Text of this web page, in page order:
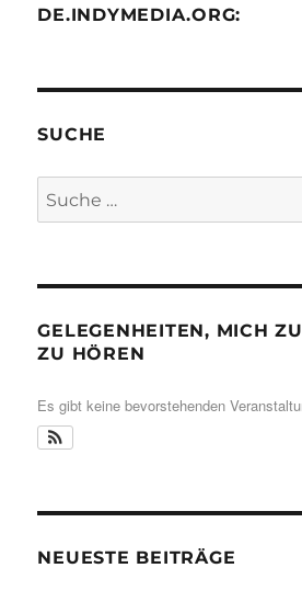
DE.INDYMEDIA.ORG:
SUCHE
Suche
nach:
GELEGENHEITEN, MICH
ZU HÖREN
Es gibt keine bevorstehenden
NEUESTE BEITRÄGE